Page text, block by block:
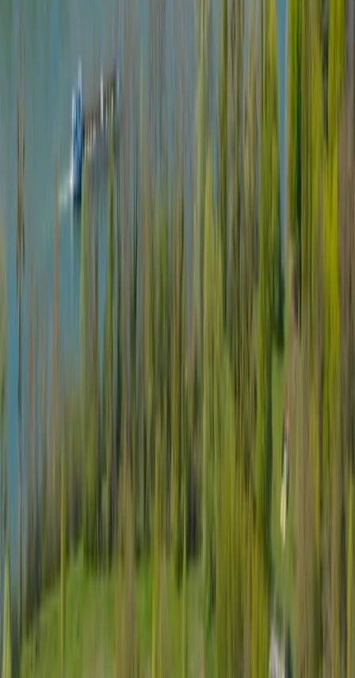
La référence en débarras de biens de luxe, valorisation d'actifs et
gestion patrimoniale professionnelle. Au service des particuliers et
professionnels exigeants.